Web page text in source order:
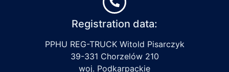
Registration data:
PPHU REG-TRUCK Witold Pisarczyk
39-331 Chorzelów 210
woj. Podkarpackie